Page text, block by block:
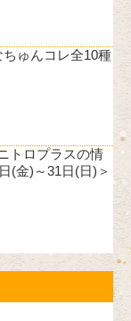
ちゅんコレ全10種
トロプラスの情
(金)～31日(日)＞